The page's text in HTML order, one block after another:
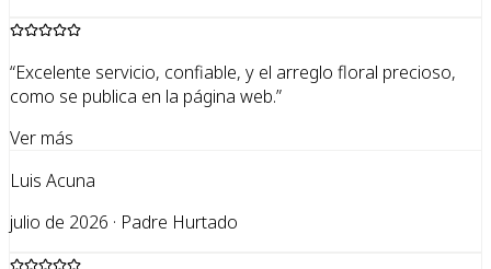
“Excelente servicio, confiable, y el arreglo floral precioso,
como se publica en la página web.”
Ver más
Luis Acuna
julio de 2026 · Padre Hurtado